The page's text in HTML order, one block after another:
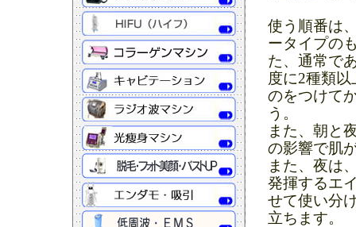
使う順番は
ータイプの
た、通常で
度に2種類
のをつけて
う。
また、朝と
の影響で肌
また、夜は
発揮するエ
せて使い分
立ちます。